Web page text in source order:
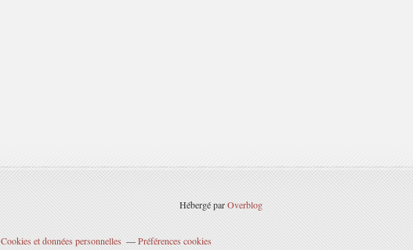
Hébergé parOverblog
Cookies et données personnelles Préférences cookies